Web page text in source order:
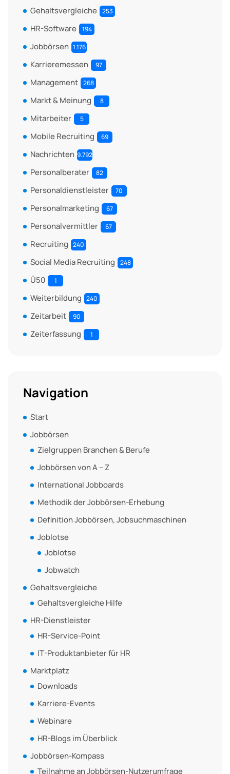
Gehaltsvergleiche 253
HR-Software 194
Jobbörsen 1.176
Karrieremessen 97
Management 268
Markt & Meinung 8
Mitarbeiter 5
Mobile Recruiting 69
Nachrichten 9.792
Personalberater 82
Personaldienstleister 70
Personalmarketing 67
Personalvermittler 67
Recruiting 240
Social Media Recruiting 248
Ü50 1
Weiterbildung 240
Zeitarbeit 90
Zeiterfassung 1
Navigation
Start
Jobbörsen
Zielgruppen Branchen & Berufe
Jobbörsen von A – Z
International Jobboards
Methodik der Jobbörsen-Erhebung
Definition Jobbörsen, Jobsuchmaschinen
Joblotse
Joblotse
Jobwatch
Gehaltsvergleiche
Gehaltsvergleiche Hilfe
HR-Dienstleister
HR-Service-Point
IT-Produktanbieter für HR
Marktplatz
Downloads
Karriere-Events
Webinare
HR-Blogs im Überblick
Jobbörsen-Kompass
Teilnahme an Jobbörsen-Nutzerumfrage